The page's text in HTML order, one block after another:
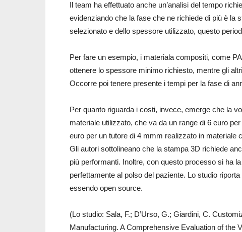
Il team ha effettuato anche un’analisi del tempo
evidenziando che la fase che ne richiede di più è la
selezionato e dello spessore utilizzato, questo
Per fare un esempio, i materiala compositi, come
ottenere lo spessore minimo richiesto, mentre gli
Occorre poi tenere presente i tempi per la fase di
Per quanto riguarda i costi, invece, emerge che la
materiale utilizzato, che va da un range di 6 euro
euro per un tutore di 4 mmm realizzato in materiale
Gli autori sottolineano che la stampa 3D richiede
più performanti. Inoltre, con questo processo si ha
perfettamente al polso del paziente. Lo studio
essendo open source.
(Lo studio: Sala, F.; D’Urso, G.; Giardini, C.
Manufacturing. A Comprehensive Evaluation of the